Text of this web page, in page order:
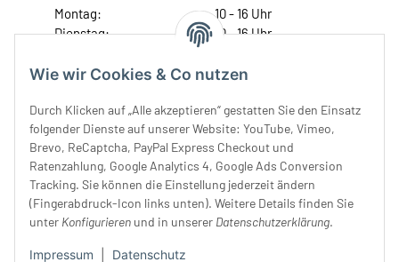
Wie wir Cookies & Co nutzen
Durch Klicken auf „Alle akzeptieren“ gestatten Sie den Einsatz
folgender Dienste auf unserer Website: YouTube, Vimeo,
Brevo, ReCaptcha, PayPal Express Checkout und
Ratenzahlung, Google Analytics 4, Google Ads Conversion
Tracking. Sie können die Einstellung jederzeit ändern
(Fingerabdruck-Icon links unten). Weitere Details finden Sie
unter Konfigurieren und in unserer Datenschutzerklärung.
Impressum Datenschutz
Montag:
10 - 16 Uhr
Dienstag:
10 - 16 Uhr
Donnerstag:
10 - 18 Uhr
Samstag:
10 - 14 Uhr
Unser Service
Rechtliches